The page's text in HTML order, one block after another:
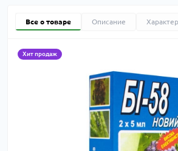
Все о товаре Описание
Хит продаж